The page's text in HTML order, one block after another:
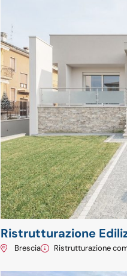
Ristrutturazione
Brescia Ristrutturazione